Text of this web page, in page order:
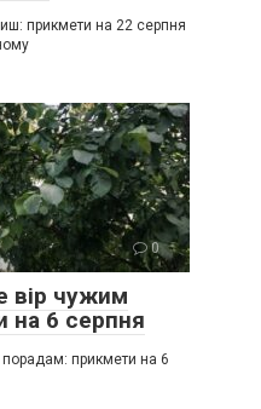
прикмети на 22 серпня
0
вір чужим
на 6 серпня
порадам: прикмети на 6